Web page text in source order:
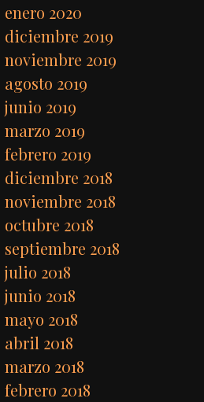
enero 2020
diciembre 2019
noviembre 2019
agosto 2019
junio 2019
marzo 2019
febrero 2019
diciembre 2018
noviembre 2018
octubre 2018
septiembre 2018
julio 2018
junio 2018
mayo 2018
abril 2018
marzo 2018
febrero 2018